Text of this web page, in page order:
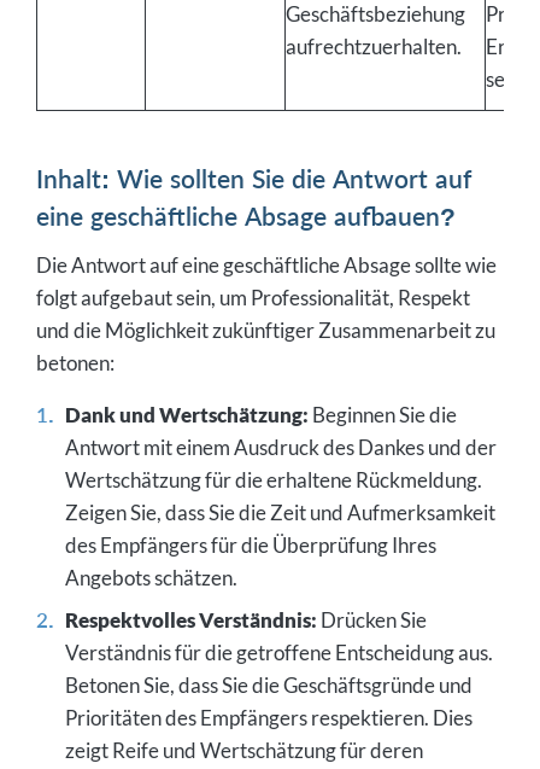
Geschäftsbeziehung
aufrechtzuerhalten.
sein.“
Inhalt: Wie sollten Sie die Antwort auf
eine geschäftliche Absage aufbauen?
Die Antwort auf eine geschäftliche Absage sollte wie
folgt aufgebaut sein, um Professionalität, Respekt
und die Möglichkeit zukünftiger Zusammenarbeit zu
betonen:
Dank und Wertschätzung: Beginnen Sie die
Antwort mit einem Ausdruck des Dankes und der
Wertschätzung für die erhaltene Rückmeldung.
Zeigen Sie, dass Sie die Zeit und Aufmerksamkeit
des Empfängers für die Überprüfung Ihres
Angebots schätzen.
Respektvolles Verständnis: Drücken Sie
Verständnis für die getroffene Entscheidung aus.
Betonen Sie, dass Sie die Geschäftsgründe und
Prioritäten des Empfängers respektieren. Dies
zeigt Reife und Wertschätzung für deren